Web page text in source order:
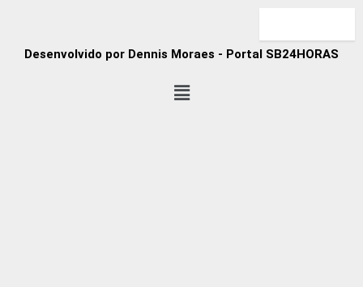
Desenvolvido por Dennis Moraes - Portal SB24HORAS